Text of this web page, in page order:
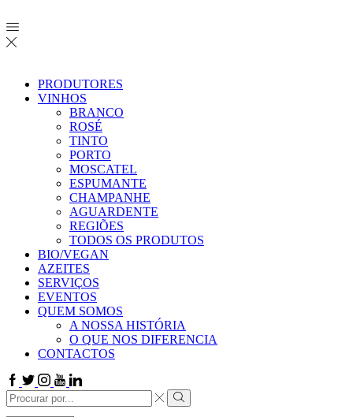
PRODUTORES
VINHOS
BRANCO
ROSÉ
TINTO
PORTO
MOSCATEL
ESPUMANTE
CHAMPANHE
AGUARDENTE
REGIÕES
TODOS OS PRODUTOS
BIO/VEGAN
AZEITES
SERVIÇOS
EVENTOS
QUEM SOMOS
A NOSSA HISTÓRIA
O QUE NOS DIFERENCIA
CONTACTOS
Facebook
TwitterInstagram
Youtube
Linkedin
Search
input
Search